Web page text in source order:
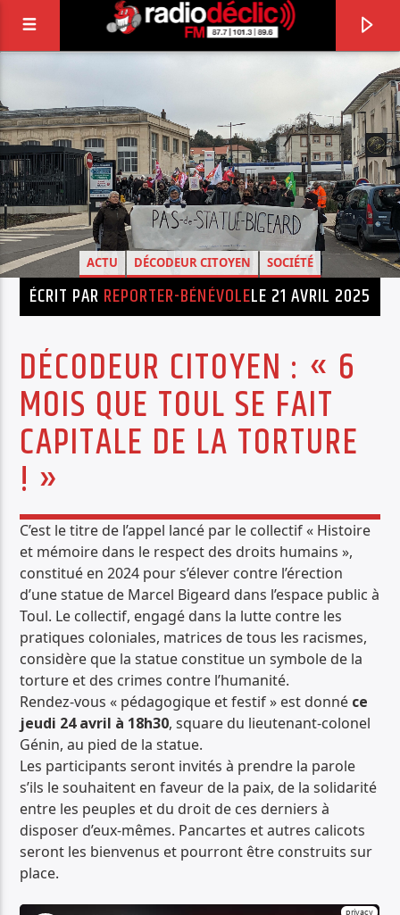
RADIO DÉCLIC
VOTRE RADIO ASSOCIATIVE EN TERRES DE
LORRAINE
PISTE ACTUELLE
JUNGLE FEVER
TOUT LE ROCK UNDERGROUND PRÉSENTÉ PAR SYNED TONETTA
Radio Déclic
ACTU DÉCODEUR CITOYEN SOCIÉTÉ
ÉCRIT PAR REPORTER-BÉNÉVOLELE 21 AVRIL 2025
DÉCODEUR CITOYEN : « 6
MOIS QUE TOUL SE FAIT
CAPITALE DE LA TORTURE
! »
C’est le titre de l’appel lancé par le collectif « Histoire
et mémoire dans le respect des droits humains »,
constitué en 2024 pour s’élever contre l’érection
d’une statue de Marcel Bigeard dans l’espace public à
Toul. Le collectif, engagé dans la lutte contre les
pratiques coloniales, matrices de tous les racismes,
considère que la statue constitue un symbole de la
torture et des crimes contre l’humanité.
Rendez-vous « pédagogique et festif » est donné ce
jeudi 24 avril à 18h30, square du lieutenant-colonel
Génin, au pied de la statue.
Les participants seront invités à prendre la parole
s’ils le souhaitent en faveur de la paix, de la solidarité
entre les peuples et du droit de ces derniers à
disposer d’eux-mêmes. Pancartes et autres calicots
seront les bienvenus et pourront être construits sur
place.